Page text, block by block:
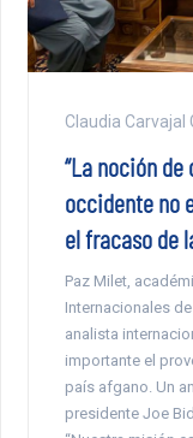
Claudia Carvajal
“La noción
occidente no
el fracaso de
Paz Milet,
Internacionales
analista
importante el
país afgano. Un
presidente Joe